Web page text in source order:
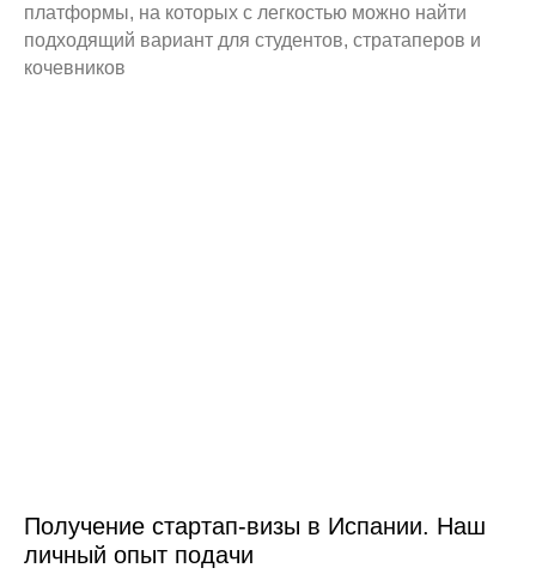
платформы, на которых с легкостью можно найти
подходящий вариант для студентов, стратаперов и
кочевников
Получение стартап-визы в Испании. Наш
личный опыт подачи